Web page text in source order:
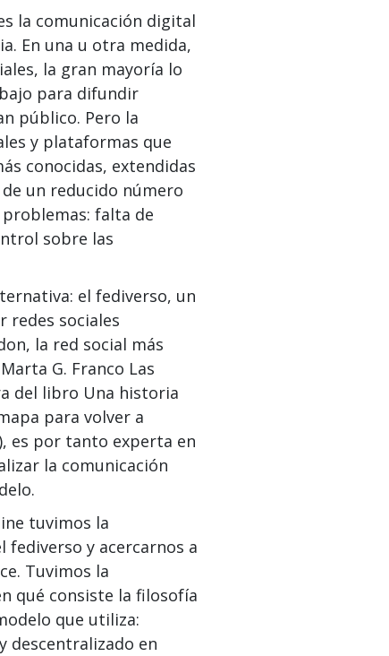
la comunicación digital
En una u otra medida,
la gran mayoría lo
para difundir
público. Pero la
y plataformas que
conocidas, extendidas
un reducido número
falta de
sobre las
el fediverso, un
redes sociales
la red social más
G. Franco Las
del libro Una historia
para volver a
es por tanto experta en
la comunicación
tuvimos la
y acercarnos a
Tuvimos la
qué consiste la filosofía
que utiliza:
descentralizado en